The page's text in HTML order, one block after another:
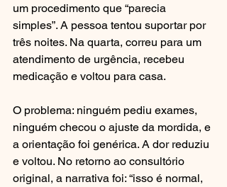
um procedimento que “parecia
simples”. A pessoa tentou suportar por
três noites. Na quarta, correu para um
atendimento de urgência, recebeu
medicação e voltou para casa.
O problema: ninguém pediu exames,
ninguém checou o ajuste da mordida, e
a orientação foi genérica. A dor reduziu
e voltou. No retorno ao consultório
original, a narrativa foi: “isso é normal,